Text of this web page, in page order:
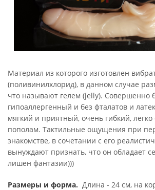
Материал из которого изготовлен
(поливинилхлорид), в данном случае
что называют гелем (jelly). Совершенно
гипоаллергенный и без фталатов и
мягкий и приятный, очень гибкий, легко
пополам. Тактильные ощущения при
знакомстве, в сочетании с его
вынуждают признать, что он обладает
лишен фантазии)))
Размеры и форма. Длина - 24 см, на